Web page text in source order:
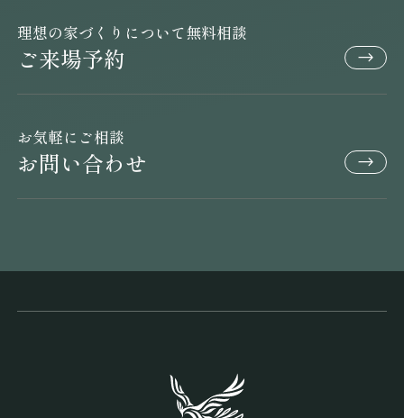
理想の家づくりについて無料相談
ご来場予約
お気軽にご相談
お問い合わせ